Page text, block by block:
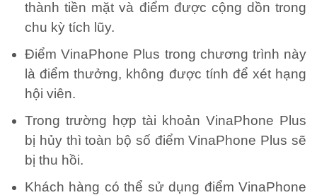
thành tiền mặt và điểm được cộng dồn trong
chu kỳ tích lũy.
Điểm VinaPhone Plus trong chương trình này
là điểm thưởng, không được tính để xét hạng
hội viên.
Trong trường hợp tài khoản VinaPhone Plus
bị hủy thì toàn bộ số điểm VinaPhone Plus sẽ
bị thu hồi.
Khách hàng có thể sử dụng điểm VinaPhone